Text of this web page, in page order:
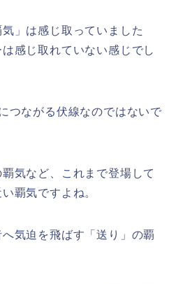
」は感じ取っていました
感じ取れていない感じでし
つながる伏線なのではないで
気など、これまで登場して
覇気ですよね。
気迫を飛ばす「送り」の覇